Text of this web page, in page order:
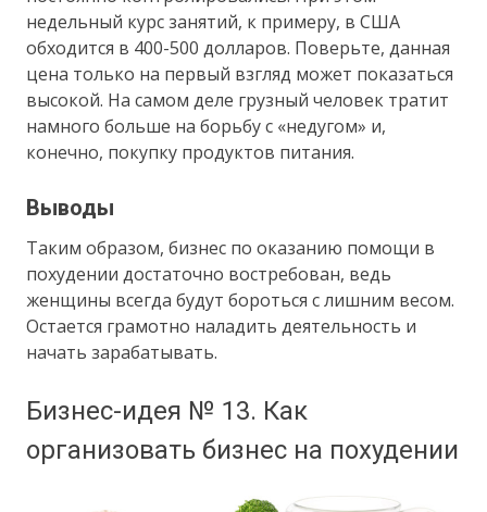
недельный курс занятий, к примеру, в США
обходится в 400-500 долларов. Поверьте, данная
цена только на первый взгляд может показаться
высокой. На самом деле грузный человек тратит
намного больше на борьбу с «недугом» и,
конечно, покупку продуктов питания.
Выводы
Таким образом, бизнес по оказанию помощи в
похудении достаточно востребован, ведь
женщины всегда будут бороться с лишним весом.
Остается грамотно наладить деятельность и
начать зарабатывать.
Бизнес-идея № 13. Как
организовать бизнес на похудении